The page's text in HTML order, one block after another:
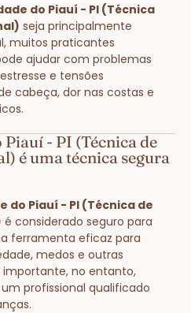
do Piauí - PI (Técnica
seja principalmente
muitos praticantes
ajudar com problemas
e tensões
cabeça, dor nas costas e
- PI (Técnica de
é uma técnica segura
do Piauí - PI (Técnica de
é considerado seguro para
ferramenta eficaz para
medos e outras
importante, no entanto,
profissional qualificado